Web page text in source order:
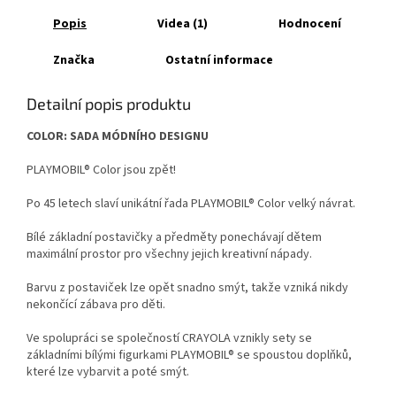
Popis Videa (1) Hodnocení
Značka Ostatní informace
Detailní popis produktu
COLOR: SADA MÓDNÍHO DESIGNU
PLAYMOBIL® Color jsou zpět!
Po 45 letech slaví unikátní řada PLAYMOBIL® Color velký návrat.
Bílé základní postavičky a předměty ponechávají dětem
maximální prostor pro všechny jejich kreativní nápady.
Barvu z postaviček lze opět snadno smýt, takže vzniká nikdy
nekončící zábava pro děti.
Ve spolupráci se společností CRAYOLA vznikly sety se
základními bílými figurkami PLAYMOBIL® se spoustou doplňků,
které lze vybarvit a poté smýt.